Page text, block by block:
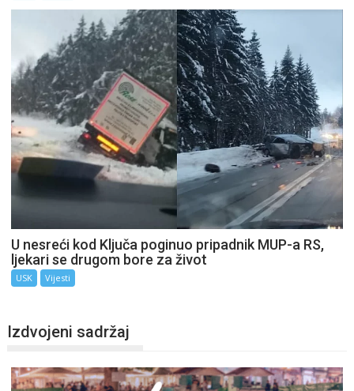
U nesreći kod Ključa poginuo pripadnik MUP-a RS,
ljekari se drugom bore za život
USK Vijesti
Izdvojeni sadržaj